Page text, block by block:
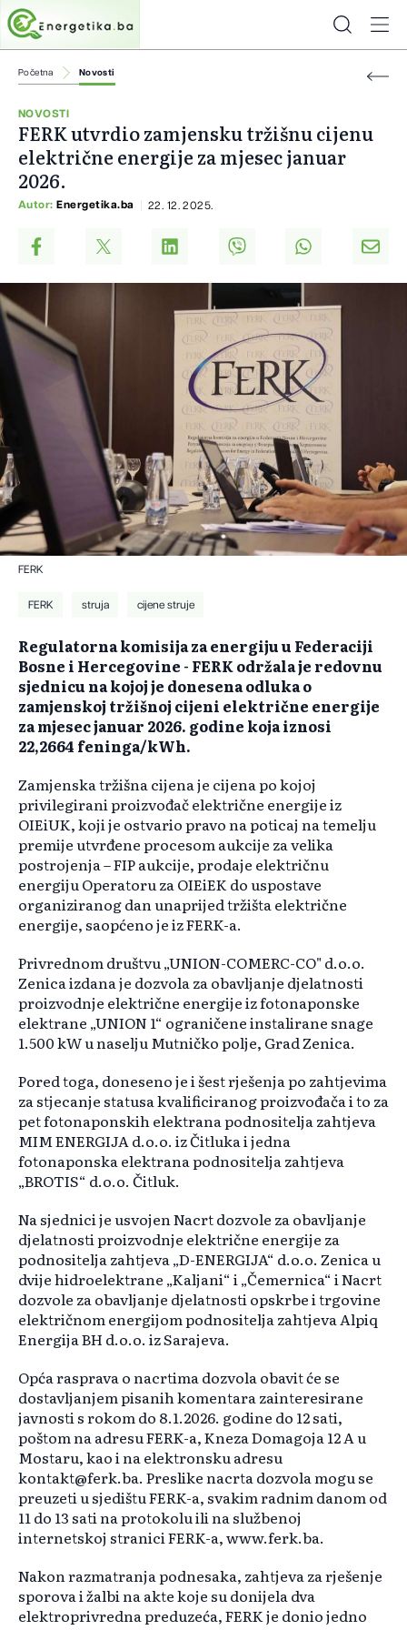
Početna Novosti
NOVOSTI
FERK utvrdio zamjensku tržišnu cijenu
električne energije za mjesec januar
2026.
Autor: Energetika.ba 22. 12. 2025.
FERK
FERK struja cijene struje
Regulatorna komisija za energiju u Federaciji
Bosne i Hercegovine - FERK održala je redovnu
sjednicu na kojoj je donesena odluka o
zamjenskoj tržišnoj cijeni električne energije
za mjesec januar 2026. godine koja iznosi
22,2664 feninga/kWh.
Zamjenska tržišna cijena je cijena po kojoj
privilegirani proizvođač električne energije iz
OIEiUK, koji je ostvario pravo na poticaj na temelju
premije utvrđene procesom aukcije za velika
postrojenja – FIP aukcije, prodaje električnu
energiju Operatoru za OIEiEK do uspostave
organiziranog dan unaprijed tržišta električne
energije, saopćeno je iz FERK-a.
Privrednom društvu „UNION-COMERC-CO" d.o.o.
Zenica izdana je dozvola za obavljanje djelatnosti
proizvodnje električne energije iz fotonaponske
elektrane „UNION 1“ ograničene instalirane snage
1.500 kW u naselju Mutničko polje, Grad Zenica.
Pored toga, doneseno je i šest rješenja po zahtjevima
za stjecanje statusa kvalificiranog proizvođača i to za
pet fotonaponskih elektrana podnositelja zahtjeva
MIM ENERGIJA d.o.o. iz Čitluka i jedna
fotonaponska elektrana podnositelja zahtjeva
„BROTIS“ d.o.o. Čitluk.
Na sjednici je usvojen Nacrt dozvole za obavljanje
djelatnosti proizvodnje električne energije za
podnositelja zahtjeva „D-ENERGIJA“ d.o.o. Zenica u
dvije hidroelektrane „Kaljani“ i „Čemernica“ i Nacrt
dozvole za obavljanje djelatnosti opskrbe i trgovine
električnom energijom podnositelja zahtjeva Alpiq
Energija BH d.o.o. iz Sarajeva.
Opća rasprava o nacrtima dozvola obavit će se
dostavljanjem pisanih komentara zainteresirane
javnosti s rokom do 8.1.2026. godine do 12 sati,
poštom na adresu FERK-a, Kneza Domagoja 12 A u
Mostaru, kao i na elektronsku adresu
kontakt@ferk.ba. Preslike nacrta dozvola mogu se
preuzeti u sjedištu FERK-a, svakim radnim danom od
11 do 13 sati na protokolu ili na službenoj
internetskoj stranici FERK-a, www.ferk.ba.
Nakon razmatranja podnesaka, zahtjeva za rješenje
sporova i žalbi na akte koje su donijela dva
elektroprivredna preduzeća, FERK je donio jedno